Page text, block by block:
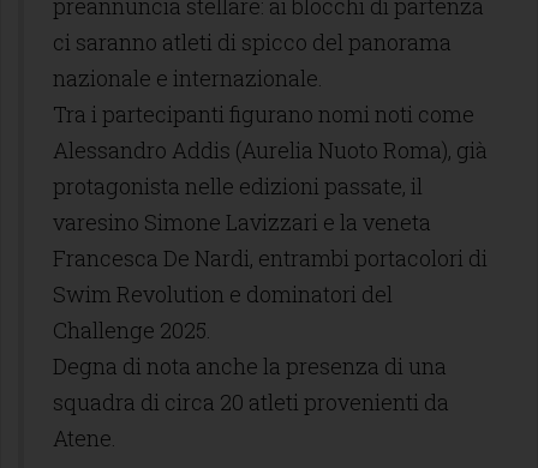
preannuncia stellare: ai blocchi di partenza
ci saranno atleti di spicco del panorama
nazionale e internazionale.
Tra i partecipanti figurano nomi noti come
Alessandro Addis (Aurelia Nuoto Roma), già
protagonista nelle edizioni passate, il
varesino Simone Lavizzari e la veneta
Francesca De Nardi, entrambi portacolori di
Swim Revolution e dominatori del
Challenge 2025.
Degna di nota anche la presenza di una
squadra di circa 20 atleti provenienti da
Atene.